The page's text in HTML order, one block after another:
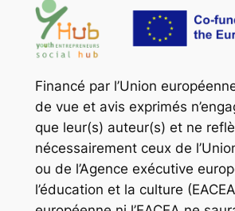
Financé par l’Union
de vue et avis exprimés
que leur(s) auteur(s) et ne
nécessairement ceux de
ou de l’Agence exécutive
l’éducation et la culture